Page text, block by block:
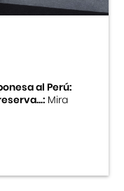
al Perú:
Mira